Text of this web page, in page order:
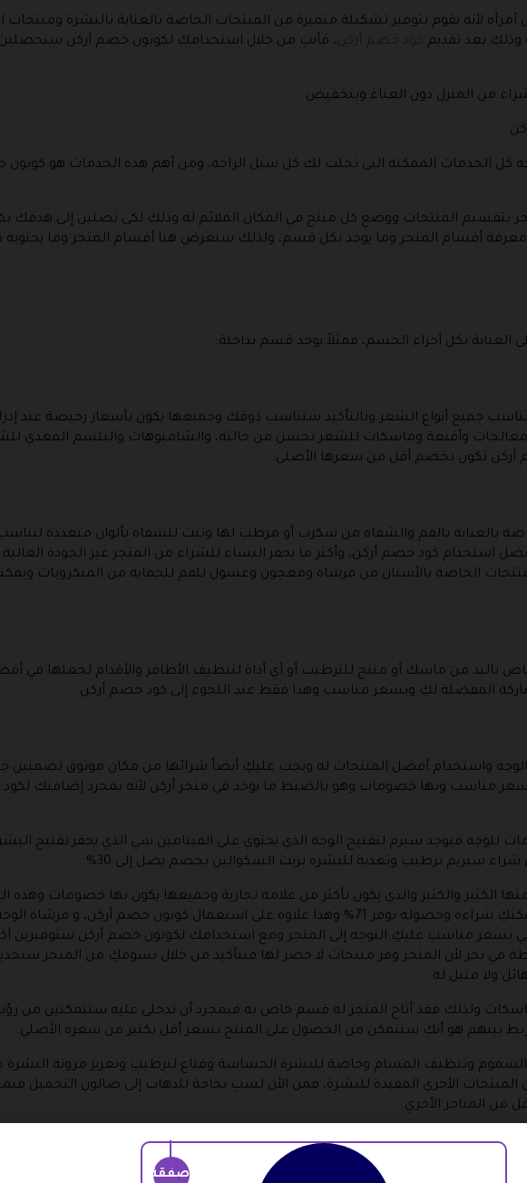
لأنه يقوم بتوفير تشكيلة متميزة من المنتجات الخاصة بالعناية بالبشرة
وذلك بعد تقديم كود خصم أركن، فأنتِ من خلال استخدامك لكوبون خصم أركن ستحصلين
من المنزل دون العناء وبتخفيض .
كل الخدمات الممكنة التى تجلب لك كل سبل الراحة، ومن أهم هذه الخدمات هو كوبون
بتقسيم المنتجات ووضع كل منتج في المكان الملائم له وذلك لكى تصلين إلى هدفك
معرفة أقسام المتجر وما يوجد بكل قسم، ولذلك سنعرض هنا أقسام المتجر وما
بكل أجزاء الجسم، فمثلاً يوجد قسم بداخلة:
جميع أنواع الشعر وبالتأكيد ستناسب ذوقك وجميعها يكون بأسعار رخيصة عند
وأقنعة وماسكات للشعر تحسن من حالته، والشامبوهات والبلسم المغذي
تكون بخصم أقل من سعرها الأصلي.
بالعناية بالفم والشفاه من سكرب أو مرطب لها وتنت للشفاه بألوان متعددة
كبير يصل إلى 42% وهذا بفضل استخدام كود خصم أركن، وأكثر ما يحفز النساء للشراء من المتجر غير الجودة
الخاصة بالأسنان من فرشاة ومعجون وغسول للفم للحماية من الميكروبات
من ماسك أو منتج للترطيب أو أي أداة لتنظيف الأظافر والأقدام لجعلها في
المفضلة لكِ وبسعر مناسب وهذا فقط عند اللجوء إلى كود خصم أركن.
واستخدام أفضل المنتجات له ويجب عليكِ أيضاً شرائها من مكان موثوق تضمنين
تكون بسعر مناسب وبها خصومات وهو بالضبط ما يوجد في متجر أركن لأنه بمجرد إضافتك
للوجه فيوجد سيرم لتفتيح الوجه الذي يحتوي على الفيتامين سي الذي يحفز تفتيح
سيريم ترطيب وتغذية للبشرة بزيت السكوالين بخصم يصل إلى 30%.
الكثير والكثير والذي يكون بأكثر من علامة تجارية وجميعها يكون بها خصومات
عليها ، فيوجد مقشر للتنظيف والتبييض يمكنكِ شراءه وحصوله بوفر 71% وهذا علاوة على استعمال كوبون خصم
في بحر لأن المتجر وفر منتجات لا حصر لها فبتأكيد من خلال تسوقكِ من المتجر
ولا مثيل له.
ولذلك فقد أتاح المتجر له قسم خاص به فبمجرد أن تدخلى عليه ستتمكنين من
يربط بينهم هو أنك ستتمكن من الحصول على المنتج بسعر أقل بكثير من سعره الأصلي.
السموم وتنظيف المسام وخاصة للبشرة الحساسة وقناع لترطيب وتعزيز مرونة
المنتجات الأخري المفيدة للبشرة، فمن الأن لستِ بحاجة للذهاب إلى صالون التجميل
من المتاجر الأخري.
صفقة